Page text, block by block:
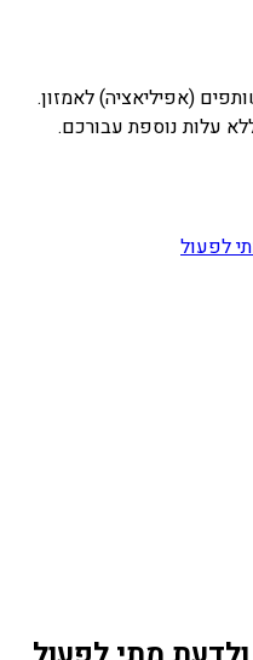
(אפיליאציה) לאמזון.
עלות נוספת עבורכם.
לפעול